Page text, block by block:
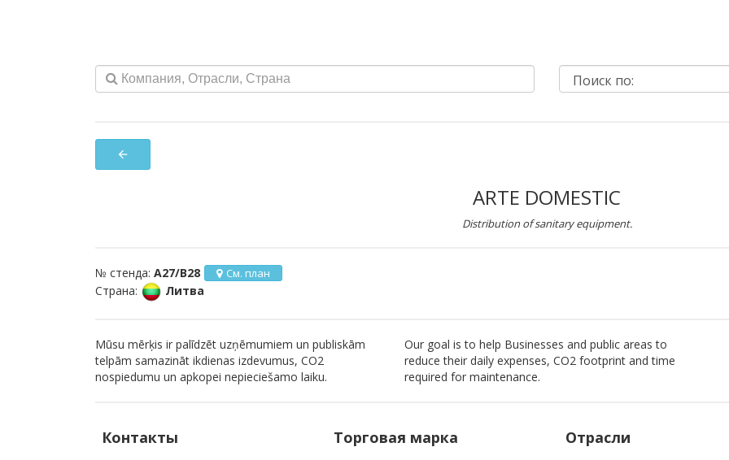
arrow_back
ARTE DOMESTIC
Distribution of sanitary equipment.
№ стенда: A27/B28 См. план
Страна: Литва
Mūsu mērķis ir palīdzēt uzņēmumiem un publiskām
telpām samazināt ikdienas izdevumus, CO2
nospiedumu un apkopei nepieciešamo laiku.
Our goal is to help Businesses and public areas to
reduce their daily expenses, CO2 footprint and time
required for maintenance.
Контакты Торговая марка Отрасли